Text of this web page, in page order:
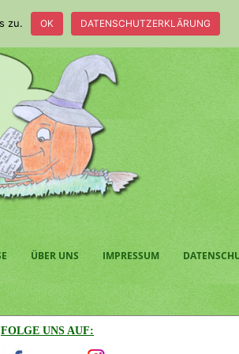
ÜBER UNS IMPRESSUM
FOLGE UNS AUF:
zu. OK DATENSCHUTZERKLÄRUNG